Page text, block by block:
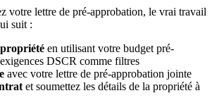
votre lettre de pré-approbation, le vrai travail
suit :
en utilisant votre budget pré-
DSCR comme filtres
avec votre lettre de pré-approbation jointe
et soumettez les détails de la propriété à